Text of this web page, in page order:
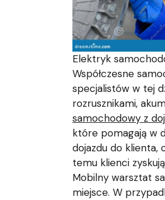
Elektryk
Współczesne
specjalistów w tej
rozrusznikami,
samochodowy z
które pomagają w
dojazdu do klienta,
temu klienci
Mobilny warsztat
miejsce. W